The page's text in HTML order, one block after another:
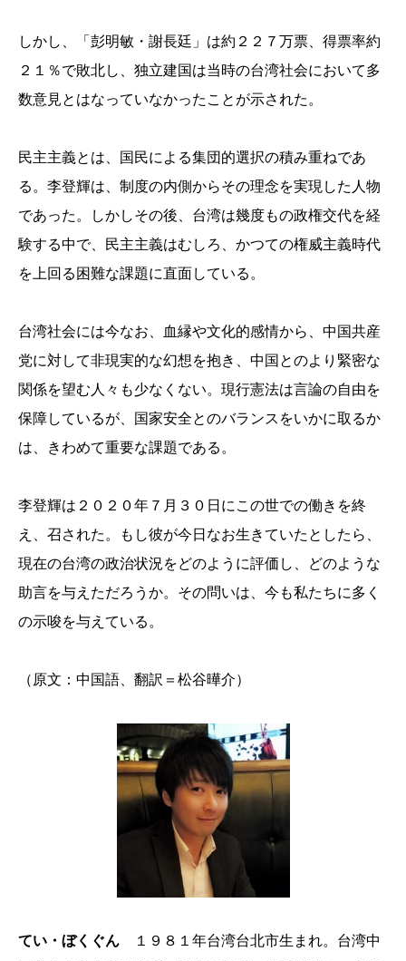
しかし、「彭明敏・謝長廷」は約２２７万票、得票率約
２１％で敗北し、独立建国は当時の台湾社会において多
数意見とはなっていなかったことが示された。
民主主義とは、国民による集団的選択の積み重ねであ
る。李登輝は、制度の内側からその理念を実現した人物
であった。しかしその後、台湾は幾度もの政権交代を経
験する中で、民主主義はむしろ、かつての権威主義時代
を上回る困難な課題に直面している。
台湾社会には今なお、血縁や文化的感情から、中国共産
党に対して非現実的な幻想を抱き、中国とのより緊密な
関係を望む人々も少なくない。現行憲法は言論の自由を
保障しているが、国家安全とのバランスをいかに取るか
は、きわめて重要な課題である。
李登輝は２０２０年７月３０日にこの世での働きを終
え、召された。もし彼が今日なお生きていたとしたら、
現在の台湾の政治状況をどのように評価し、どのような
助言を与えただろうか。その問いは、今も私たちに多く
の示唆を与えている。
（原文：中国語、翻訳＝松谷曄介）
てい・ぼくぐん
１９８１年台湾台北市生まれ。台湾中